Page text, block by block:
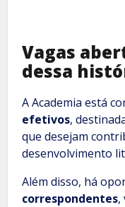
Vagas
dessa
A Academia está
efetivos,
que desejam
desenvolvimento
Além disso, há
correspondentes,